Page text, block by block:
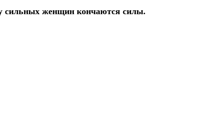
сильных женщин кончаются силы.